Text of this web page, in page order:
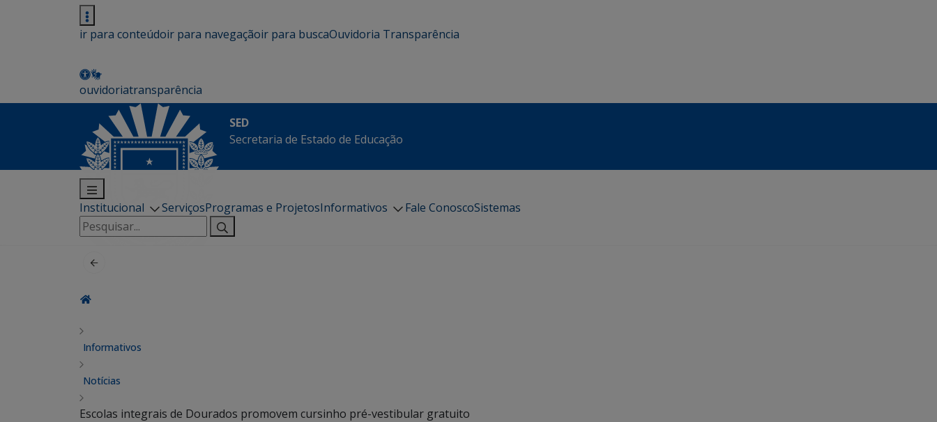
ir para conteúdoir para navegaçãoir para buscaOuvidoria Transparência
ouvidoriatransparência
SED
Secretaria de Estado de Educação
Institucional ServiçosProgramas e ProjetosInformativos Fale ConoscoSistemas
Pesquisar
por:
Informativos
Notícias
Escolas integrais de Dourados promovem cursinho pré-vestibular gratuito